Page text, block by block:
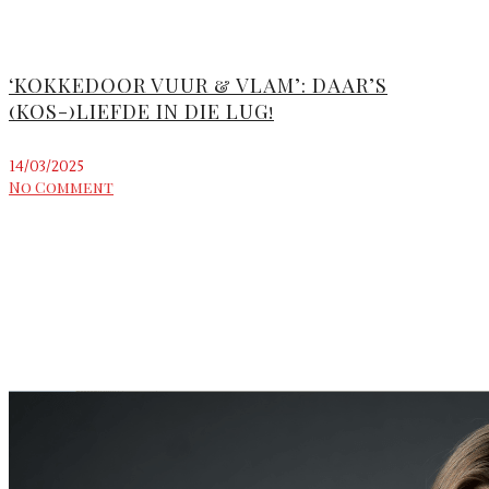
‘KOKKEDOOR VUUR & VLAM’: DAAR’S
(KOS-)LIEFDE IN DIE LUG!
14/03/2025
No Comment